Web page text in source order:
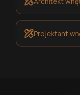
Projektant